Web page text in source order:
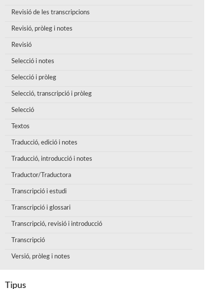
Revisió de les transcripcions
Revisió, pròleg i notes
Revisió
Selecció i notes
Selecció i pròleg
Selecció, transcripció i pròleg
Selecció
Textos
Traducció, edició i notes
Traducció, introducció i notes
Traductor/Traductora
Transcripció i estudi
Transcripció i glossari
Transcripció, revisió i introducció
Transcripció
Versió, pròleg i notes
Tipus